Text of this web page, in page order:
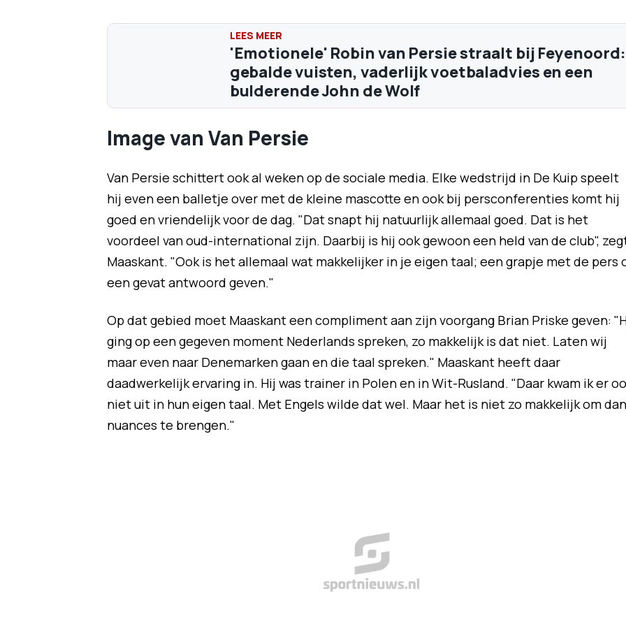
'Emotionele' Robin van Persie straalt bij Feyenoord:
gebalde vuisten, vaderlijk voetbaladvies en een
bulderende John de Wolf
Image van Van Persie
Van Persie schittert ook al weken op de sociale media. Elke wedstrijd in De Kuip speelt
hij even een balletje over met de kleine mascotte en ook bij persconferenties komt hij
goed en vriendelijk voor de dag. "Dat snapt hij natuurlijk allemaal goed. Dat is het
voordeel van oud-international zijn. Daarbij is hij ook gewoon een held van de club",
Maaskant. "Ook is het allemaal wat makkelijker in je eigen taal; een grapje met de pers
een gevat antwoord geven."
Op dat gebied moet Maaskant een compliment aan zijn voorgang Brian Priske geven:
ging op een gegeven moment Nederlands spreken, zo makkelijk is dat niet. Laten wij
maar even naar Denemarken gaan en die taal spreken." Maaskant heeft daar
daadwerkelijk ervaring in. Hij was trainer in Polen en in Wit-Rusland. "Daar kwam ik er
niet uit in hun eigen taal. Met Engels wilde dat wel. Maar het is niet zo makkelijk om dan
nuances te brengen."